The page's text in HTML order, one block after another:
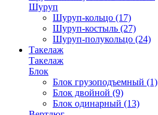
Шуруп
Шуруп-кольцо (17)
Шуруп-костыль (27)
Шуруп-полукольцо (24)
Такелаж
Такелаж
Блок
Блок грузоподъемный (1)
Блок двойной (9)
Блок одинарный (13)